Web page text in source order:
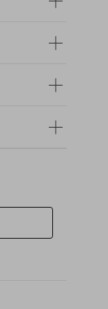
tenul
20
pentru o